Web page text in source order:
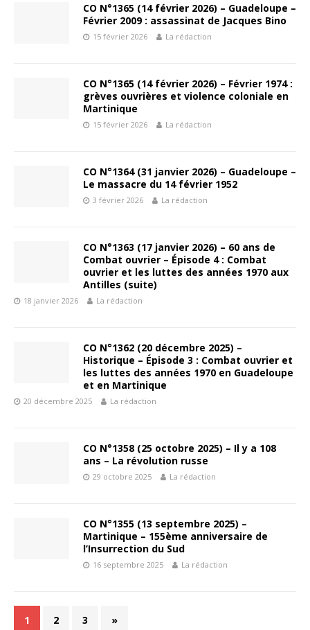
CO N°1365 (14 février 2026) – Guadeloupe –
Février 2009 : assassinat de Jacques Bino
15 février 2026 La rédaction
CO N°1365 (14 février 2026) – Février 1974 :
grèves ouvrières et violence coloniale en
Martinique
15 février 2026 La rédaction
CO N°1364 (31 janvier 2026) – Guadeloupe –
Le massacre du 14 février 1952
3 février 2026 La rédaction
CO N°1363 (17 janvier 2026) – 60 ans de
Combat ouvrier – Épisode 4 : Combat
ouvrier et les luttes des années 1970 aux
Antilles (suite)
18 janvier 2026 La rédaction
CO N°1362 (20 décembre 2025) –
Historique – Épisode 3 : Combat ouvrier et
les luttes des années 1970 en Guadeloupe
et en Martinique
20 décembre 2025 La rédaction
CO N°1358 (25 octobre 2025) – Il y a 108
ans – La révolution russe
29 octobre 2025 La rédaction
CO N°1355 (13 septembre 2025) –
Martinique – 155ème anniversaire de
l’Insurrection du Sud
16 septembre 2025 La rédaction
1 2 3 »